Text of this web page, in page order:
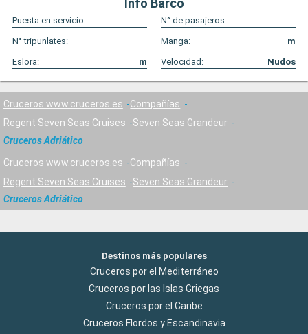
Info Barco
Puesta en servicio:
N° de pasajeros:
N° tripunlates:
Manga:
m
Eslora:
m Velocidad: Nudos
Cruceros www.cruceros.es
Compañías
Regent Seven Seas Cruises
Seven Seas Grandeur
Cruceros Adriático
Cruceros www.cruceros.es
Compañías
Regent Seven Seas Cruises
Seven Seas Grandeur
Cruceros Adriático
Destinos más populares
Cruceros por el Mediterráneo
Cruceros por las Islas Griegas
Cruceros por el Caribe
Cruceros Flordos y Escandinavia